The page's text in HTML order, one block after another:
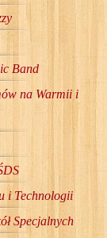
Band
na Warmii i
i Technologii
Specjalnych